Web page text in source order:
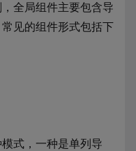
全局组件主要包含导
见的组件形式包括下
式，一种是单列导